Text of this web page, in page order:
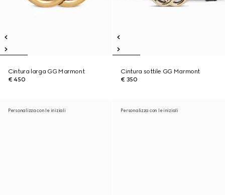
Cintura larga GG Marmont
€ 450
Cintura sottile GG Marmont
€ 350
Personalizza con le iniziali Personalizza con le iniziali